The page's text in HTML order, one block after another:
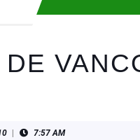
19
7:57 AM